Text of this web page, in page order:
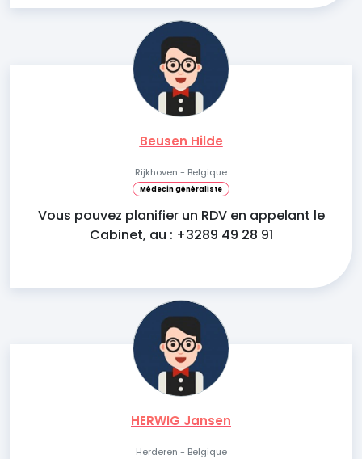
Beusen Hilde
Rijkhoven - Belgique
Médecin généraliste
Vous pouvez planifier un RDV en appelant le
Cabinet, au : +3289 49 28 91
HERWIG Jansen
Herderen - Belgique